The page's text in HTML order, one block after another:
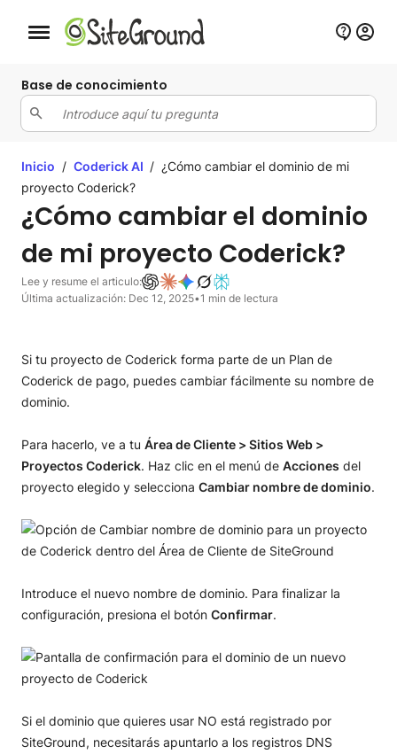
Botón de navegación móvil
Base de conocimiento
Inicio / Coderick AI / ¿Cómo cambiar el dominio de mi
proyecto Coderick?
¿Cómo cambiar el dominio
de mi proyecto Coderick?
Lee y resume el articulo:
Última actualización: Dec 12, 2025•1 min de lectura
Si tu proyecto de Coderick forma parte de un Plan de
Coderick de pago, puedes cambiar fácilmente su nombre de
dominio.
Para hacerlo, ve a tu Área de Cliente > Sitios Web >
Proyectos Coderick. Haz clic en el menú de Acciones del
proyecto elegido y selecciona Cambiar nombre de dominio.
Introduce el nuevo nombre de dominio. Para finalizar la
configuración, presiona el botón Confirmar.
Si el dominio que quieres usar NO está registrado por
SiteGround, necesitarás apuntarlo a los registros DNS